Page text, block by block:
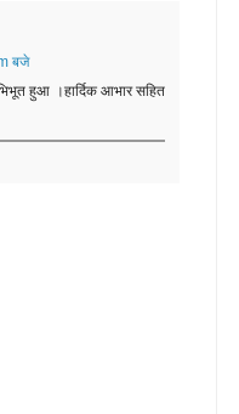
बजे
हुआ ।हार्दिक आभार सहित